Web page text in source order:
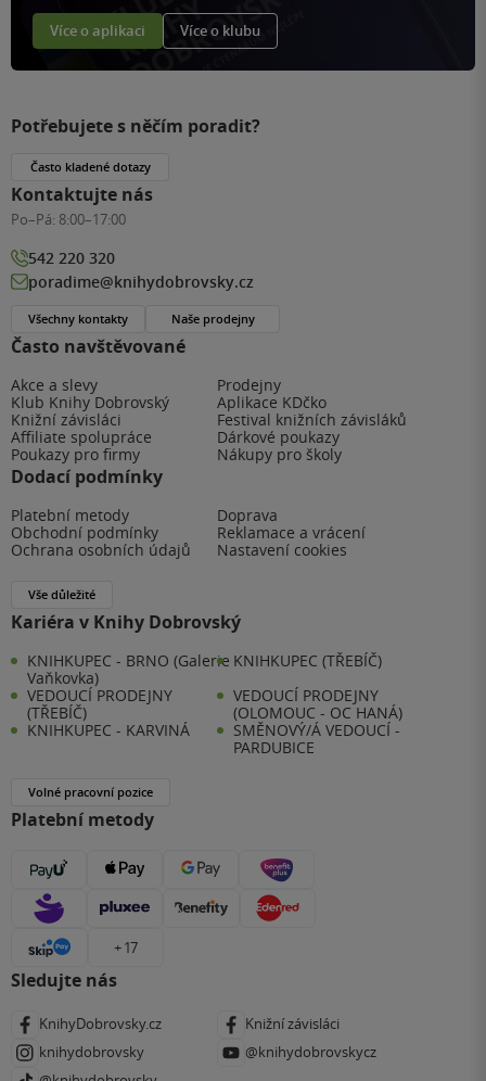
Více o aplikaci Více o klubu
Často navštěvované
Akce a slevy
Prodejny
Klub Knihy Dobrovský
Aplikace KDčko
Knižní závisláci
Festival knižních závisláků
Affiliate spolupráce
Dárkové poukazy
Poukazy pro firmy
Nákupy pro školy
Dodací podmínky
Platební metody
Doprava
Obchodní podmínky
Reklamace a vrácení
Ochrana osobních údajů
Nastavení cookies
Vše důležité
Kariéra v Knihy Dobrovský
KNIHKUPEC - BRNO (Galerie
Vaňkovka)
KNIHKUPEC (TŘEBÍČ)
VEDOUCÍ PRODEJNY
(TŘEBÍČ)
VEDOUCÍ PRODEJNY
(OLOMOUC - OC HANÁ)
KNIHKUPEC - KARVINÁ
SMĚNOVÝ/Á VEDOUCÍ -
PARDUBICE
Volné pracovní pozice
Platební metody
+ 17
Sledujte nás
KnihyDobrovsky.cz
Knižní závisláci
knihydobrovsky
@knihydobrovskycz
Potřebujete s něčím poradit?
Často kladené dotazy
Kontaktujte nás
Po–Pá: 8:00–17:00
542 220 320
poradime@knihydobrovsky.cz
Všechny kontakty Naše prodejny